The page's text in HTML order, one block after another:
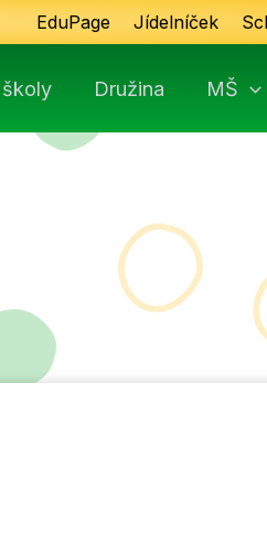
EduPage Jídelníček
Družina MŠ